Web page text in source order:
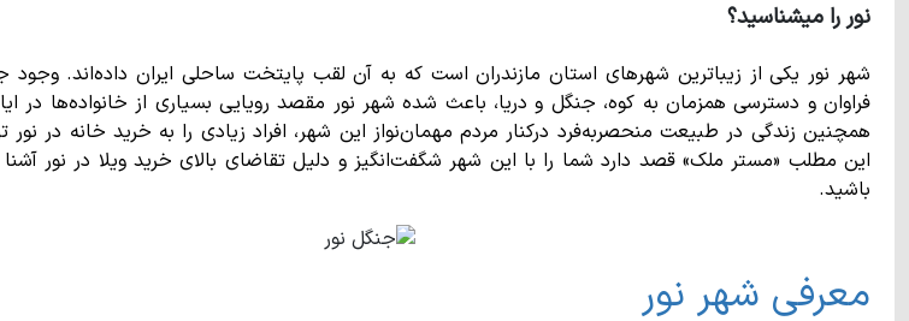
نور را میشناسید؟
شهر نور یکی از زیباترین شهرهای استان مازندران است که به آن لقب پایتخت ساحلی ایران داده‌اند. وجود
فراوان و دسترسی همزمان به کوه، جنگل و دریا، باعث شده شهر نور مقصد رویایی بسیاری از خانواده‌ها در
همچنین زندگی در طبیعت منحصربه‌فرد درکنار مردم مهمان‌نواز این شهر، افراد زیادی را به خرید خانه در
این مطلب «مستر ملک» قصد دارد شما را با این شهر شگفت‌انگیز و دلیل تقاضای بالای خرید ویلا در نور آشنا
باشید.
معرفی شهر نور